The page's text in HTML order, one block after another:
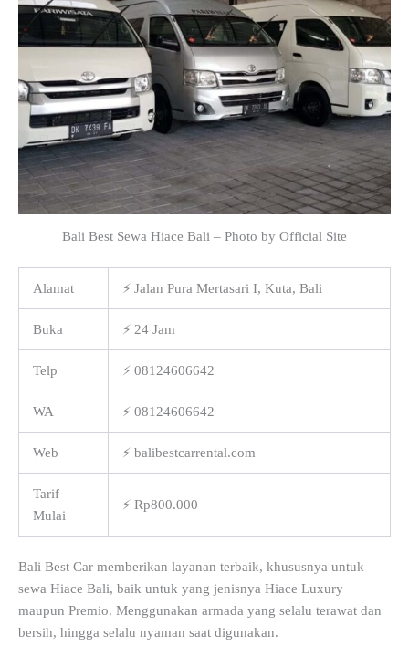
Bali Best Sewa Hiace Bali – Photo by Official Site
Alamat ⚡ Jalan Pura Mertasari I, Kuta, Bali
Buka ⚡ 24 Jam
Telp ⚡ 08124606642
WA ⚡ 08124606642
Web ⚡ balibestcarrental.com
Tarif
Mulai
⚡ Rp800.000
Bali Best Car memberikan layanan terbaik, khususnya untuk
sewa Hiace Bali, baik untuk yang jenisnya Hiace Luxury
maupun Premio. Menggunakan armada yang selalu terawat dan
bersih, hingga selalu nyaman saat digunakan.